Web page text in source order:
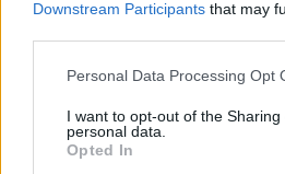
Downstream Participants that may
Personal Data Processing Opt
I want to opt-out of the Sharing
personal data.
Opted In
Savaitės vidurys nusimato
32 laipsnių šilumos
Žinios | Orai